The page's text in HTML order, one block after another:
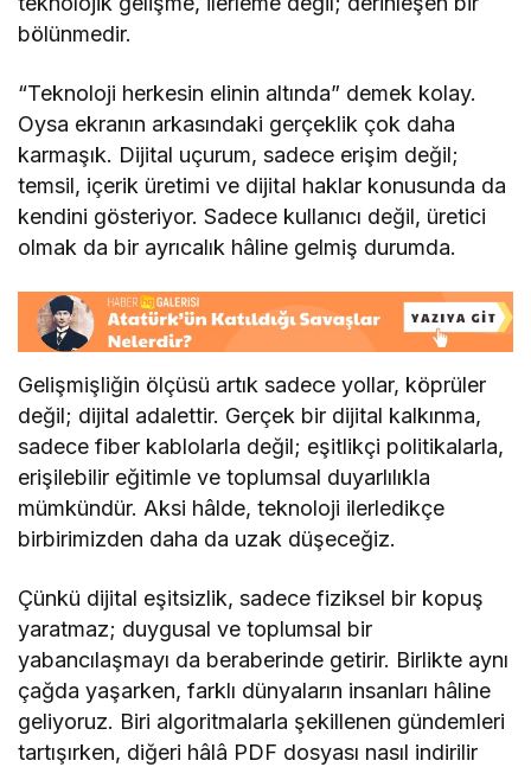
bölünmedir.
“Teknoloji herkesin elinin altında” demek kolay.
Oysa ekranın arkasındaki gerçeklik çok daha
karmaşık. Dijital uçurum, sadece erişim değil;
temsil, içerik üretimi ve dijital haklar konusunda da
kendini gösteriyor. Sadece kullanıcı değil, üretici
olmak da bir ayrıcalık hâline gelmiş durumda.
Gelişmişliğin ölçüsü artık sadece yollar, köprüler
değil; dijital adalettir. Gerçek bir dijital kalkınma,
sadece fiber kablolarla değil; eşitlikçi politikalarla,
erişilebilir eğitimle ve toplumsal duyarlılıkla
mümkündür. Aksi hâlde, teknoloji ilerledikçe
birbirimizden daha da uzak düşeceğiz.
Çünkü dijital eşitsizlik, sadece fiziksel bir kopuş
yaratmaz; duygusal ve toplumsal bir
yabancılaşmayı da beraberinde getirir. Birlikte aynı
çağda yaşarken, farklı dünyaların insanları hâline
geliyoruz. Biri algoritmalarla şekillenen gündemleri
tartışırken, diğeri hâlâ PDF dosyası nasıl indirilir